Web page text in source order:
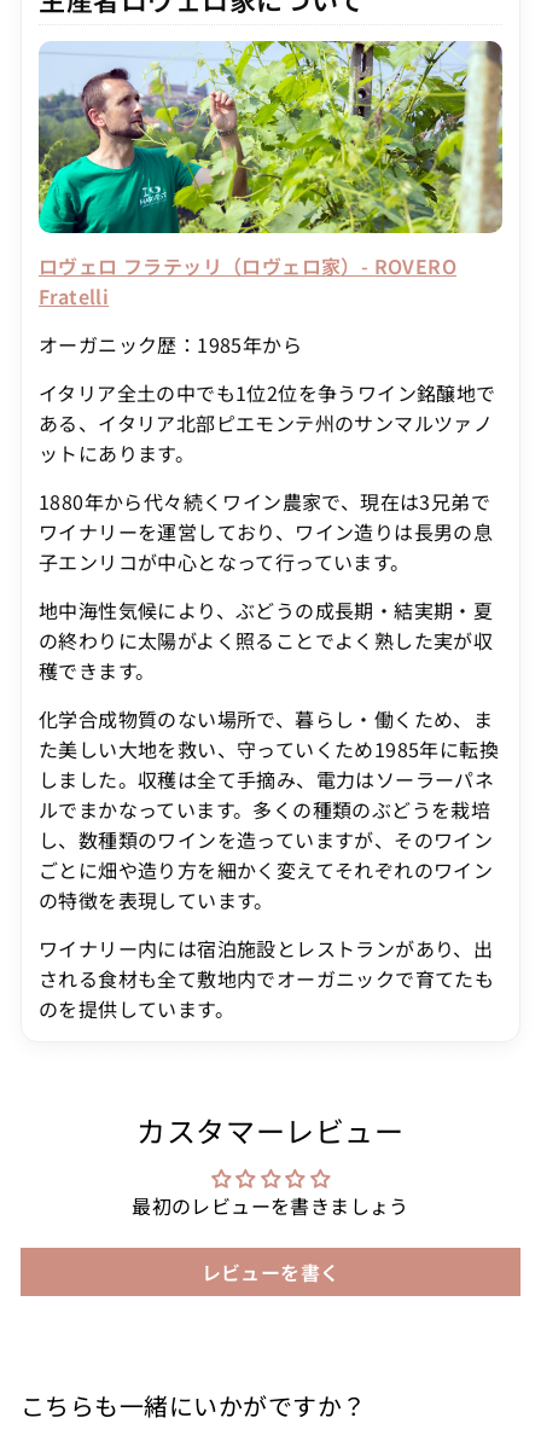
ロヴェロ フラテッリ（ロヴェロ家）- ROVERO
Fratelli
オーガニック歴：1985年から
イタリア全土の中でも1位2位を争うワイン銘醸地で
ある、イタリア北部ピエモンテ州のサンマルツァノ
ットにあります。
1880年から代々続くワイン農家で、現在は3兄弟で
ワイナリーを運営しており、ワイン造りは長男の息
子エンリコが中心となって行っています。
地中海性気候により、ぶどうの成長期・結実期・夏
の終わりに太陽がよく照ることでよく熟した実が収
穫できます。
化学合成物質のない場所で、暮らし・働くため、ま
た美しい大地を救い、守っていくため1985年に転換
しました。収穫は全て手摘み、電力はソーラーパネ
ルでまかなっています。多くの種類のぶどうを栽培
し、数種類のワインを造っていますが、そのワイン
ごとに畑や造り方を細かく変えてそれぞれのワイン
の特徴を表現しています。
ワイナリー内には宿泊施設とレストランがあり、出
される食材も全て敷地内でオーガニックで育てたも
のを提供しています。
カスタマーレビュー
最初のレビューを書きましょう
レビューを書く
こちらも一緒にいかがですか？